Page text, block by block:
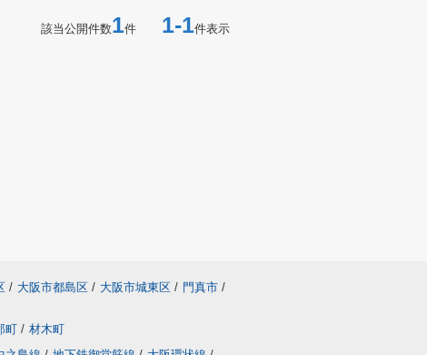
該当公開件数1件 1-1件表示
/ 大阪市都島区 / 大阪市城東区 / 門真市 /
町 / 材木町